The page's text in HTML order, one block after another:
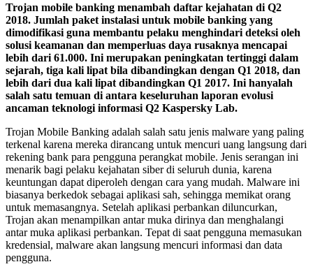
Trojan mobile banking menambah daftar kejahatan di Q2
2018. Jumlah paket instalasi untuk mobile banking yang
dimodifikasi guna membantu pelaku menghindari deteksi oleh
solusi keamanan dan memperluas daya rusaknya mencapai
lebih dari 61.000. Ini merupakan peningkatan tertinggi dalam
sejarah, tiga kali lipat bila dibandingkan dengan Q1 2018, dan
lebih dari dua kali lipat dibandingkan Q1 2017. Ini hanyalah
salah satu temuan di antara keseluruhan laporan evolusi
ancaman teknologi informasi Q2 Kaspersky Lab.
Trojan Mobile Banking adalah salah satu jenis malware yang paling
terkenal karena mereka dirancang untuk mencuri uang langsung dari
rekening bank para pengguna perangkat mobile. Jenis serangan ini
menarik bagi pelaku kejahatan siber di seluruh dunia, karena
keuntungan dapat diperoleh dengan cara yang mudah. Malware ini
biasanya berkedok sebagai aplikasi sah, sehingga memikat orang
untuk memasangnya. Setelah aplikasi perbankan diluncurkan,
Trojan akan menampilkan antar muka dirinya dan menghalangi
antar muka aplikasi perbankan. Tepat di saat pengguna memasukan
kredensial, malware akan langsung mencuri informasi dan data
pengguna.